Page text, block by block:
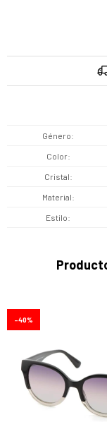
Género
Color
Cristal
Material
Estilo
40